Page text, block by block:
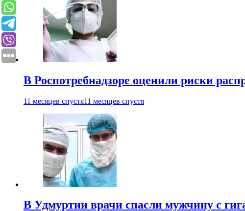
В Роспотребнадзоре оценили риски
11 месяцев спустя11 месяцев спустя
В Удмуртии врачи спасли мужчину с